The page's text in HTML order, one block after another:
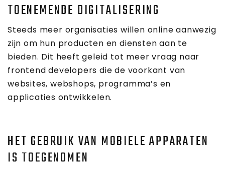
TOENEMENDE DIGITALISERING
Steeds meer organisaties willen online aanwezig
zijn om hun producten en diensten aan te
bieden. Dit heeft geleid tot meer vraag naar
frontend developers die de voorkant van
websites, webshops, programma’s en
applicaties ontwikkelen.
HET GEBRUIK VAN MOBIELE APPARATEN
IS TOEGENOMEN